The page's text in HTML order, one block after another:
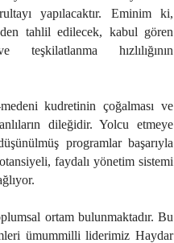
yapılacaktır. Eminim ki,
tahlil edilecek, kabul gören
hızlılığının
kudretinin çoğalması ve
dileğidir. Yolcu etmeye
programlar başarıyla
faydalı yönetim sistemi
ortam bulunmaktadır. Bu
ümummilli liderimiz Haydar